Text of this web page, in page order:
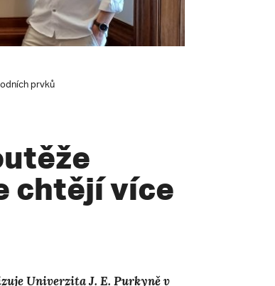
prvků
chtějí více
Univerzita J. E. Purkyně v